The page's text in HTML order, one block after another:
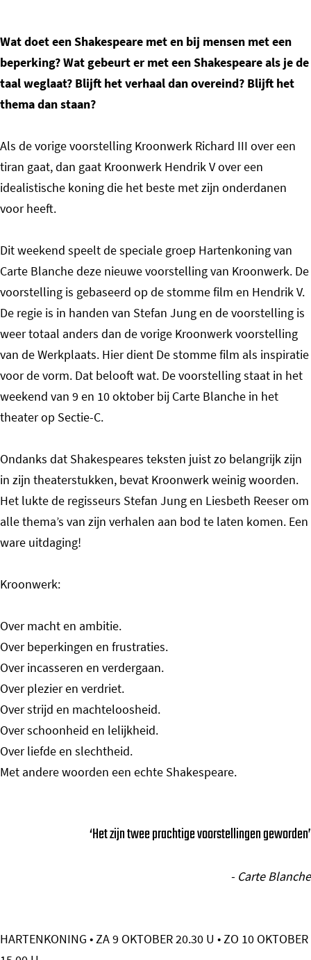
Wat doet een Shakespeare met en bij mensen met een
beperking? Wat gebeurt er met een Shakespeare als je de
taal weglaat? Blijft het verhaal dan overeind? Blijft het
thema dan staan?
Als de vorige voorstelling Kroonwerk Richard III over een
tiran gaat, dan gaat Kroonwerk Hendrik V over een
idealistische koning die het beste met zijn onderdanen
voor heeft.
Dit weekend speelt de speciale groep Hartenkoning van
Carte Blanche deze nieuwe voorstelling van Kroonwerk. De
voorstelling is gebaseerd op de stomme film en Hendrik V.
De regie is in handen van Stefan Jung en de voorstelling is
weer totaal anders dan de vorige Kroonwerk voorstelling
van de Werkplaats. Hier dient De stomme film als inspiratie
voor de vorm. Dat belooft wat. De voorstelling staat in het
weekend van 9 en 10 oktober bij Carte Blanche in het
theater op Sectie-C.
Ondanks dat Shakespeares teksten juist zo belangrijk zijn
in zijn theaterstukken, bevat Kroonwerk weinig woorden.
Het lukte de regisseurs Stefan Jung en Liesbeth Reeser om
alle thema’s van zijn verhalen aan bod te laten komen. Een
ware uitdaging!
Kroonwerk:
Over macht en ambitie.
Over beperkingen en frustraties.
Over incasseren en verdergaan.
Over plezier en verdriet.
Over strijd en machteloosheid.
Over schoonheid en lelijkheid.
Over liefde en slechtheid.
Met andere woorden een echte Shakespeare.
‘Het zijn twee prachtige voorstellingen geworden’
- Carte Blanche
HARTENKONING • ZA 9 OKTOBER 20.30 U • ZO 10 OKTOBER